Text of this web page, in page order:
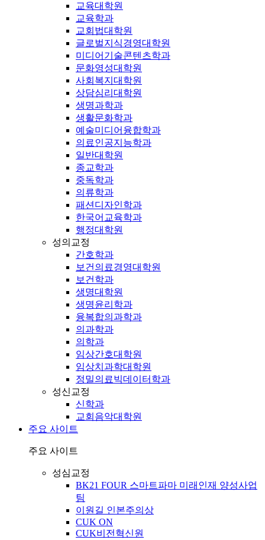
교육대학원
교육학과
교회법대학원
글로벌지식경영대학원
미디어기술콘텐츠학과
문화영성대학원
사회복지대학원
상담심리대학원
생명과학과
생활문화학과
예술미디어융합학과
의료인공지능학과
일반대학원
종교학과
중독학과
의류학과
패션디자인학과
한국어교육학과
행정대학원
성의교정
간호학과
보건의료경영대학원
보건학과
생명대학원
생명윤리학과
융복합의과학과
의과학과
의학과
임상간호대학원
임상치과학대학원
정밀의료빅데이터학과
성신교정
신학과
교회음악대학원
주요 사이트
주요 사이트
성심교정
BK21 FOUR 스마트파마 미래인재 양성사업
팀
이원길 인본주의상
CUK ON
CUK비전혁신원